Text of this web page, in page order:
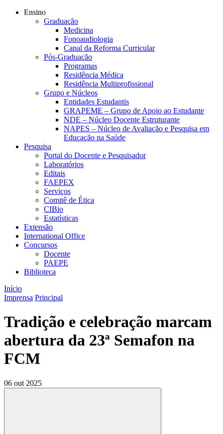
Ensino
Graduação
Medicina
Fonoaudiologia
Canal da Reforma Curricular
Pós-Graduação
Programas
Residência Médica
Residência Multiprofissional
Grupo e Núcleos
Entidades Estudantis
GRAPEME – Grupo de Apoio ao Estudante
NDE – Núcleo Docente Estruturante
NAPES – Núcleo de Avaliação e Pesquisa em
Educação na Saúde
Pesquisa
Portal do Docente e Pesquisador
Laboratórios
Editais
FAEPEX
Serviços
Comitê de Ética
CIBio
Estatísticas
Extensão
International Office
Concursos
Docente
PAEPE
Biblioteca
Início
Imprensa Principal
Tradição e celebração marcam
abertura da 23ª Semafon na
FCM
06 out 2025